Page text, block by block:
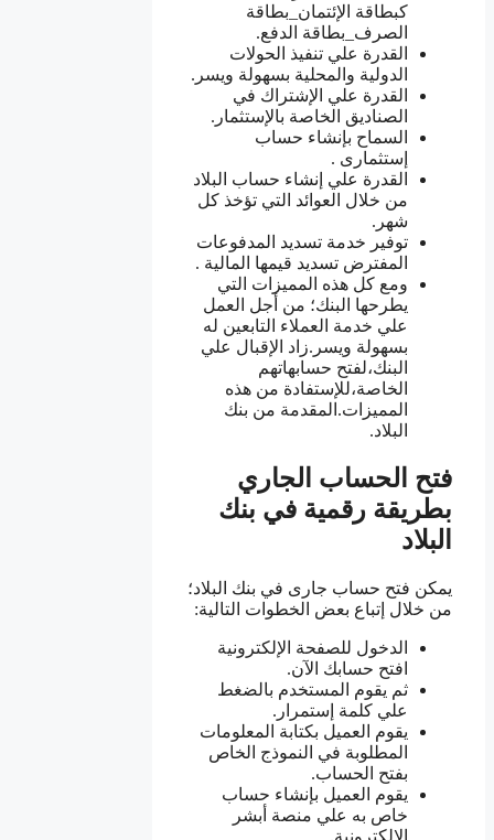
كبطاقة الإئتمان_بطاقة
الصرف_بطاقة الدفع.
القدرة علي تنفيذ الحولات
الدولية والمحلية بسهولة ويسر.
القدرة علي الإشتراك في
الصناديق الخاصة بالإستثمار.
السماح بإنشاء حساب
إستثمارى .
القدرة علي إنشاء حساب البلاد
من خلال العوائد التي تؤخذ كل
شهر.
توفير خدمة تسديد المدفوعات
المفترض تسديد قيمها المالية .
ومع كل هذه المميزات التي
يطرحها البنك؛ من أجل العمل
علي خدمة العملاء التابعين له
بسهولة ويسر.زاد الإقبال علي
البنك،لفتح حسابهاتهم
الخاصة،للإستفادة من هذه
المميزات.المقدمة من بنك
البلاد.
فتح الحساب الجاري
بطريقة رقمية في بنك
البلاد
يمكن فتح حساب جارى في بنك البلاد؛
من خلال إتباع بعض الخطوات التالية:
الدخول للصفحة الإلكترونية
افتح حسابك الآن.
ثم يقوم المستخدم بالضغط
علي كلمة إستمرار.
يقوم العميل بكتابة المعلومات
المطلوبة في النموذج الخاص
بفتح الحساب.
يقوم العميل بإنشاء حساب
خاص به علي منصة أبشر
الإلكترونية.